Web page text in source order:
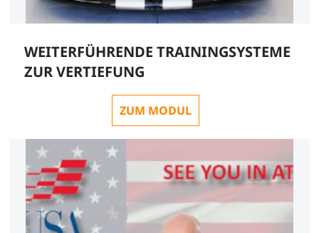
WEITERFÜHRENDE TRAININGSYSTEME
ZUR VERTIEFUNG
ZUM MODUL